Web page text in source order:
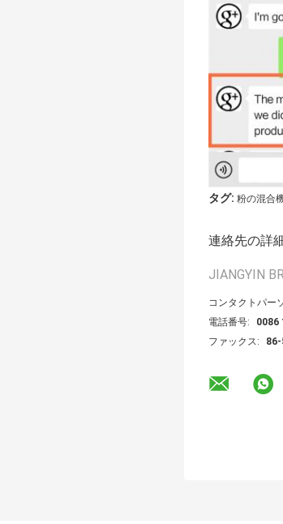
タグ: 粉の混合
連絡先の詳
JIANGYIN
コンタクトパー
電話番号:
0086
ファックス: